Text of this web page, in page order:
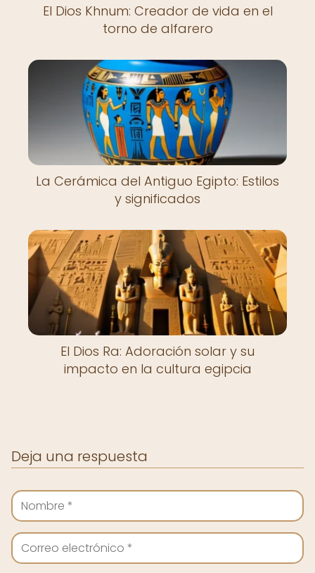
El Dios Khnum: Creador de vida en el
torno de alfarero
La Cerámica del Antiguo Egipto: Estilos
y significados
El Dios Ra: Adoración solar y su
impacto en la cultura egipcia
Deja una respuesta